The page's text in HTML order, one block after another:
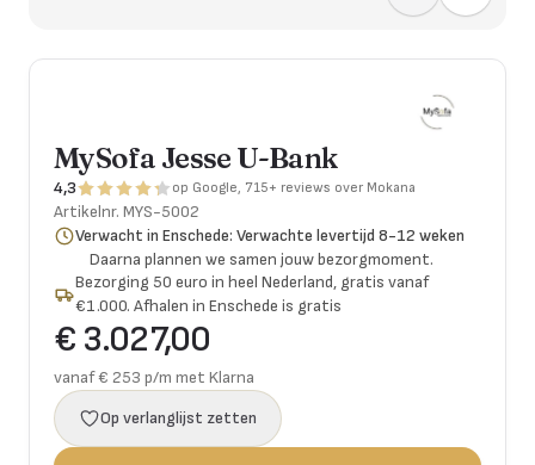
MySofa Jesse U-Bank
4,3 op Google, 715+ reviews over Mokana
Artikelnr. MYS-5002
Verwacht in Enschede: Verwachte levertijd 8-12 weken
Daarna plannen we samen jouw bezorgmoment.
Bezorging 50 euro in heel Nederland, gratis vanaf
€1.000. Afhalen in Enschede is gratis
€ 3.027,00
vanaf € 253 p/m met Klarna
Op verlanglijst zetten